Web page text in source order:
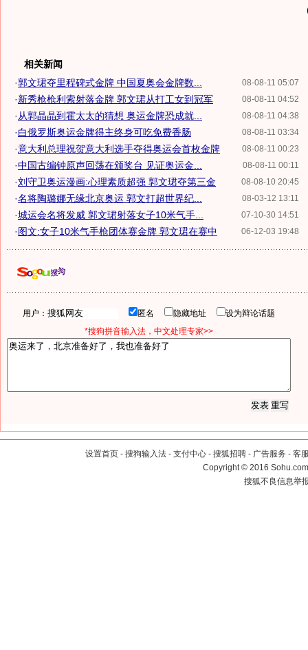
相关新闻
08-08-11 05:07
·郭文珺夺里程碑式金牌 中国夏奥会金牌数...
08-08-11 04:52
·新秀枪枪利索射落金牌 郭文珺从打工女到冠军
08-08-11 04:38
· 从郭晶晶到霍太太的猜想 奥运金牌恐成就...
08-08-11 03:34
·白俄罗斯奥运金牌得主终身可吃免费香肠
08-08-11 00:23
·意大利总理祝贺意大利选手夺得奥运会首枚金牌
08-08-11 00:11
·中国古编钟原声回荡在颁奖台 见证奥运金...
08-08-10 20:45
·刘守卫奥运漫画:心理素质超强 郭文珺夺第三金
08-03-12 13:11
·名将陶璐娜无缘北京奥运 郭文打超世界纪...
07-10-30 14:51
·城运会名将发威 郭文珺射落女子10米气手...
06-12-03 19:48
·图文:女子10米气手枪团体赛金牌 郭文珺在赛中
用户： 匿名 隐藏地址
设为辩论话题
*搜狗拼音输入法，中文处理专家>>
设置首页 - 搜狗输入法 - 支付中心 - 搜狐招聘 - 广告服务 - 客
Copyright©2016
搜狐不良信息举